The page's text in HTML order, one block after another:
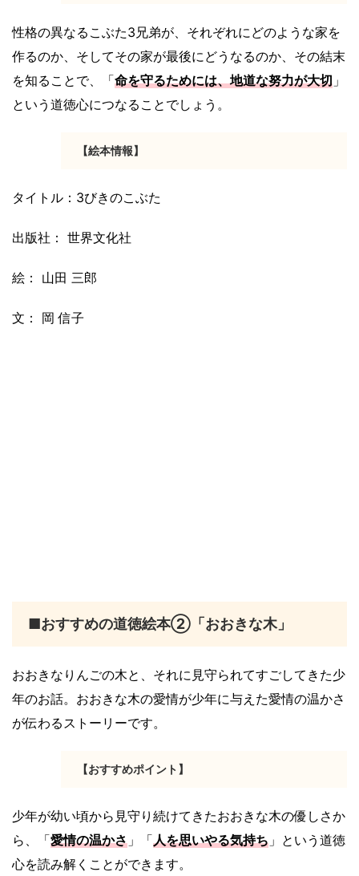
性格の異なるこぶた3兄弟が、それぞれにどのような家を
作るのか、そしてその家が最後にどうなるのか、その結末
を知ることで、「命を守るためには、地道な努力が大切 」
という道徳心につなることでしょう。
【絵本情報】
タイトル：3びきのこぶた
出版社： 世界文化社
絵： 山田 三郎
文： 岡 信子
■おすすめの道徳絵本②「おおきな木」
おおきなりんごの木と、それに見守られてすごしてきた少
年のお話。おおきな木の愛情が少年に与えた愛情の温かさ
が伝わるストーリーです。
【おすすめポイント】
少年が幼い頃から見守り続けてきたおおきな木の優しさか
ら、「愛情の温かさ 」「人を思いやる気持ち 」という道徳
心を読み解くことができます。